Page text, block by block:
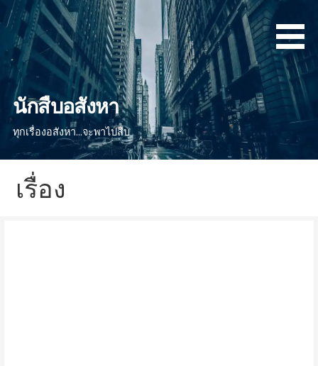
ข้าม
ไป
เนื้อหา
นักสืบอสังหา
ทุกเรื่องอสังหา...จะพาไปสืบ
เรื่อง